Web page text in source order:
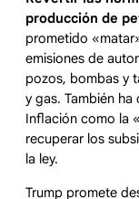
producción de
prometido
emisiones de
pozos, bombas y
y gas. También
Inflación como la
recuperar los
la ley.
Trump promete